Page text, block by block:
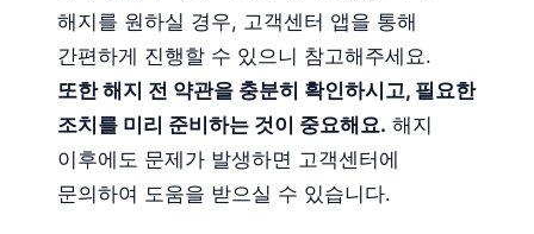
해지를 원하실 경우, 고객센터 앱을 통해
간편하게 진행할 수 있으니 참고해주세요.
또한 해지 전 약관을 충분히 확인하시고, 필요한
조치를 미리 준비하는 것이 중요해요. 해지
이후에도 문제가 발생하면 고객센터에
문의하여 도움을 받으실 수 있습니다.